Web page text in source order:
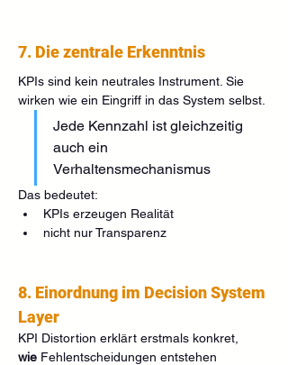
7. Die zentrale Erkenntnis
KPIs sind kein neutrales Instrument. Sie
wirken wie ein Eingriff in das System selbst.
Jede Kennzahl ist gleichzeitig
auch ein
Verhaltensmechanismus
Das bedeutet:
KPIs erzeugen Realität
nicht nur Transparenz
8. Einordnung im Decision System
Layer
KPI Distortion erklärt erstmals konkret,
wie Fehlentscheidungen entstehen